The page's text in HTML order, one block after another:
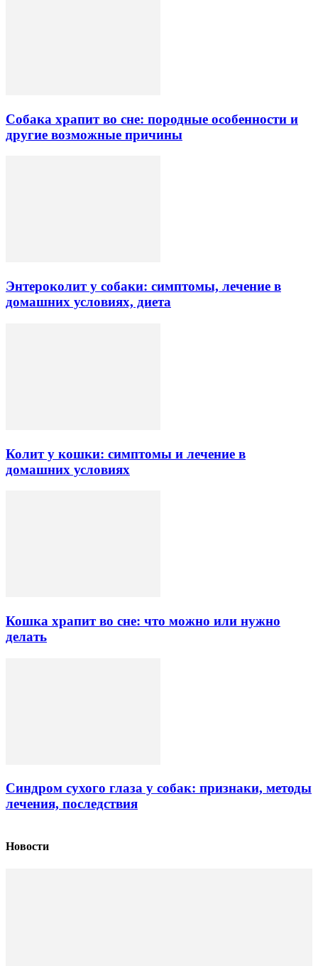
Собака храпит во сне: породные особенности и
другие возможные причины
Энтероколит у собаки: симптомы, лечение в
домашних условиях, диета
Колит у кошки: симптомы и лечение в
домашних условиях
Кошка храпит во сне: что можно или нужно
делать
Синдром сухого глаза у собак: признаки, методы
лечения, последствия
Новости